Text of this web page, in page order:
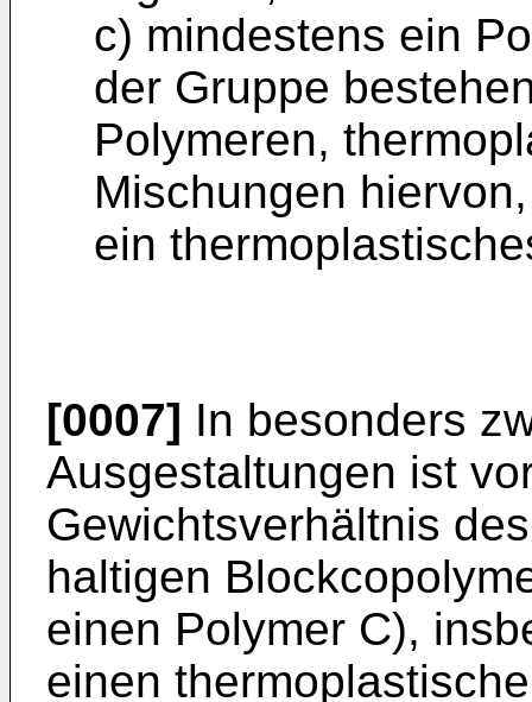
c) mindestens ein
der Gruppe
Polymeren,
Mischungen
ein
[0007] In besonders
Ausgestaltungen ist
Gewichtsverhältnis
haltigen
einen Polymer C),
einen